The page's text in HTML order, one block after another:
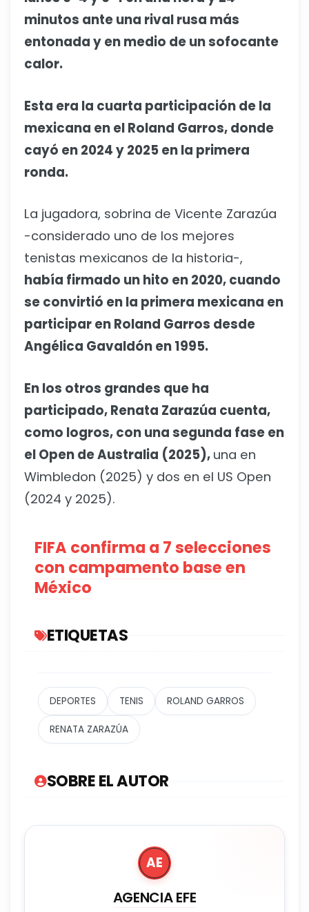
minutos ante una rival rusa más
entonada y en medio de un sofocante
calor.
Esta era la cuarta participación de la
mexicana en el Roland Garros, donde
cayó en 2024 y 2025 en la primera
ronda.
La jugadora, sobrina de Vicente Zarazúa
-considerado uno de los mejores
tenistas mexicanos de la historia-,
había firmado un hito en 2020, cuando
se convirtió en la primera mexicana en
participar en Roland Garros desde
Angélica Gavaldón en 1995.
En los otros grandes que ha
participado, Renata Zarazúa cuenta,
como logros, con una segunda fase en
el Open de Australia (2025), una en
Wimbledon (2025) y dos en el US Open
(2024 y 2025).
FIFA confirma a 7 selecciones
con campamento base en
México
ETIQUETAS
DEPORTES TENIS ROLAND GARROS
RENATA ZARAZÚA
SOBRE EL AUTOR
AE
AGENCIA EFE